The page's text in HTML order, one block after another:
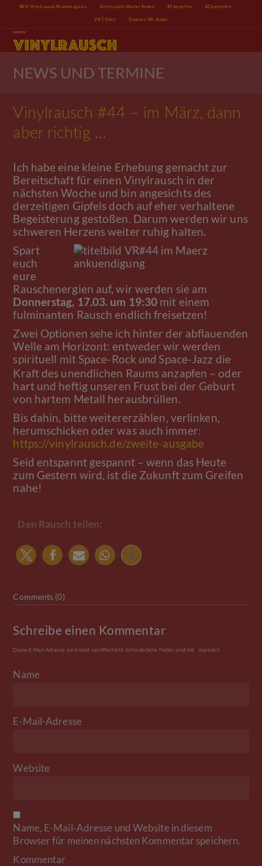
content
NEU: Vinylrausch Musikmagazin Vinylrausch-Dealer finden #1 bestellen #2 bestellen
VR T-Shirt Einzelne VR-Alben
Open
mobile
menu
Close
mobile
menu
NEWS UND TERMINE
Vinylrausch #44 – im März, dann
aber richtig …
Ich habe eine kleine Erhebung gemacht zur
Bereitschaft für einen Vinylrausch in der
nächsten Woche und bin angesichts des
derzeitigen Gipfels doch auf eher verhaltene
Begeisterung gestoßen. Darum werden wir uns
schweren Herzens weiter ruhig halten.
Spart
euch
eure
Rauschenergien auf, wir werden sie am
Donnerstag, 17.03. um 19:30 mit einem
fulminanten Rausch endlich freisetzen!
Zwei Optionen sehe ich hinter der abflauenden
Welle am Horizont: entweder wir werden
spirituell mit Space-Rock und Space-Jazz die
Kraft des unendlichen Raums anzapfen – oder
hart und heftig unseren Frust bei der Geburt
von hartem Metall herausbrüllen.
Bis dahin, bitte weitererzählen, verlinken,
herumschicken oder was auch immer:
https://vinylrausch.de/zweite-ausgabe
Seid entspannt gespannt – wenn das Heute
zum Gestern wird, ist die Zukunft zum Greifen
nahe!
Den Rausch teilen:
Comments (0)
Schreibe einen Kommentar
Deine E-Mail-Adresse wird nicht veröffentlicht. Erforderliche Felder sind mit markiert
Name
E-Mail-Adresse
Website
Name, E-Mail-Adresse und Website in diesem
Browser für meinen nächsten Kommentar speichern.
Kommentar